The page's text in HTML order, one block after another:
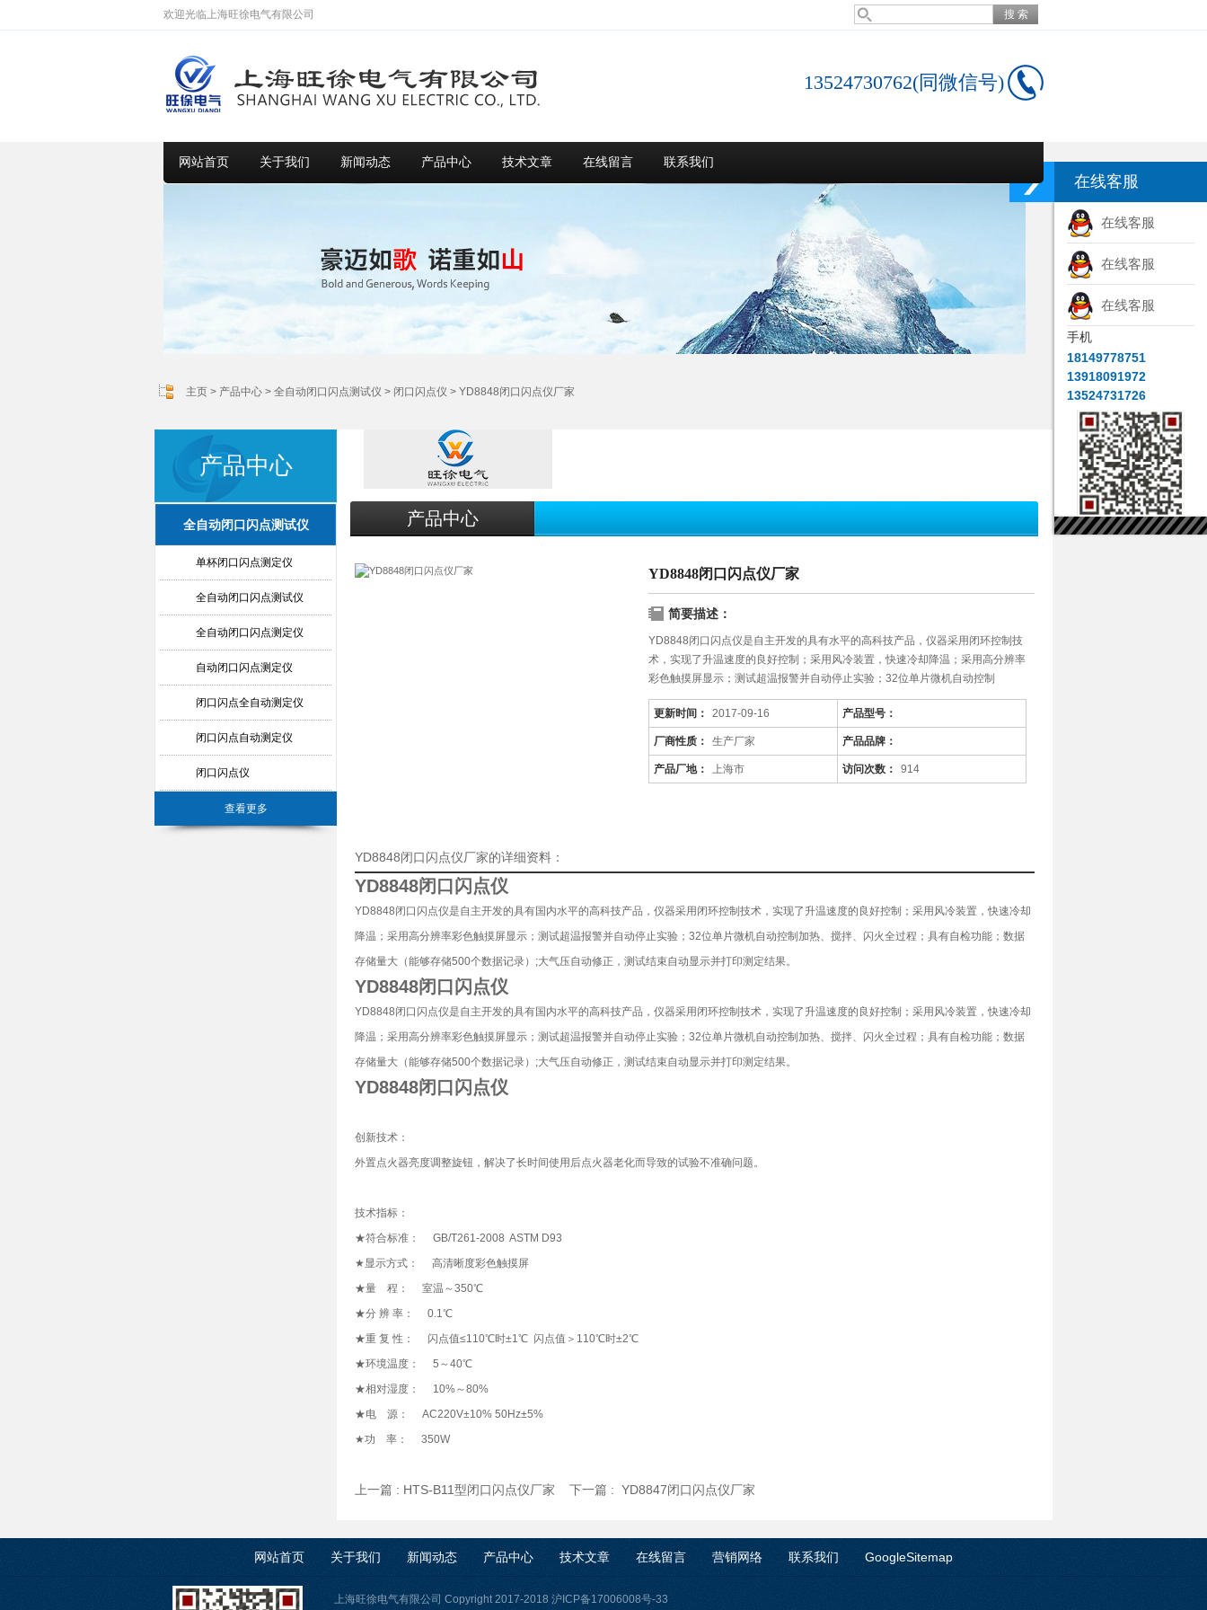
欢迎光临上海旺徐电气有限公司
13524730762(同微信号)
网站首页 关于我们 新闻动态 产品中心 技术文章 在线留言 联系我们
主页 > 产品中心 > 全自动闭口闪点测试仪 > 闭口闪点仪 > YD8848闭口闪点仪厂家
产品中心
全自动闭口闪点测试仪
单杯闭口闪点测定仪
全自动闭口闪点测试仪
全自动闭口闪点测定仪
自动闭口闪点测定仪
闭口闪点全自动测定仪
闭口闪点自动测定仪
闭口闪点仪
查看更多
产品中心
YD8848闭口闪点仪厂家
简要描述：
YD8848闭口闪点仪是自主开发的具有水平的高科技产品，仪器采用闭环控制技
术，实现了升温速度的良好控制；采用风冷装置，快速冷却降温；采用高分辨率
彩色触摸屏显示；测试超温报警并自动停止实验；32位单片微机自动控制
更新时间： 2017-09-16 产品型号：
厂商性质： 生产厂家 产品品牌：
产品厂地： 上海市 访问次数： 914
YD8848闭口闪点仪厂家的详细资料：
YD8848闭口闪点仪
YD8848闭口闪点仪是自主开发的具有国内水平的高科技产品，仪器采用闭环控制技术，实现了升温速度的良好控制；采用风冷装置，快速冷却
降温；采用高分辨率彩色触摸屏显示；测试超温报警并自动停止实验；32位单片微机自动控制加热、搅拌、闪火全过程；具有自检功能；数据
存储量大（能够存储500个数据记录）;大气压自动修正，测试结束自动显示并打印测定结果。
YD8848闭口闪点仪
YD8848闭口闪点仪是自主开发的具有国内水平的高科技产品，仪器采用闭环控制技术，实现了升温速度的良好控制；采用风冷装置，快速冷却
降温；采用高分辨率彩色触摸屏显示；测试超温报警并自动停止实验；32位单片微机自动控制加热、搅拌、闪火全过程；具有自检功能；数据
存储量大（能够存储500个数据记录）;大气压自动修正，测试结束自动显示并打印测定结果。
YD8848闭口闪点仪
创新技术：
外置点火器亮度调整旋钮，解决了长时间使用后点火器老化而导致的试验不准确问题。
技术指标：
★符合标准： GB/T261-2008 ASTM D93
★显示方式： 高清晰度彩色触摸屏
★量 程： 室温～350℃
★分 辨 率： 0.1℃
★重 复 性： 闪点值≤110℃时±1℃ 闪点值＞110℃时±2℃
★环境温度： 5～40℃
★相对湿度： 10%～80%
★电 源： AC220V±10% 50Hz±5%
★功 率： 350W
上一篇 : HTS-B11型闭口闪点仪厂家 下一篇 : YD8847闭口闪点仪厂家
网站首页 关于我们 新闻动态 产品中心 技术文章 在线留言 营销网络 联系我们 GoogleSitemap
上海旺徐电气有限公司 Copyright 2017-2018 沪ICP备17006008号-33
在线客服
在线客服
在线客服
在线客服
手机
18149778751
13918091972
13524731726